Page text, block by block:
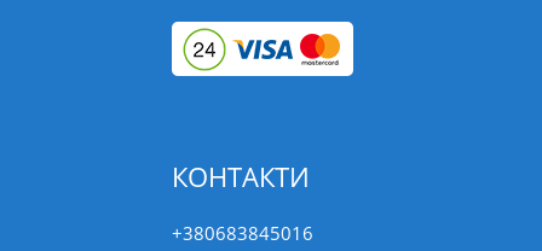
КОНТАКТИ
+380683845016